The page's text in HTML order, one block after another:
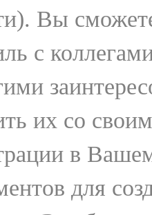
Вы
с
их со
в
для